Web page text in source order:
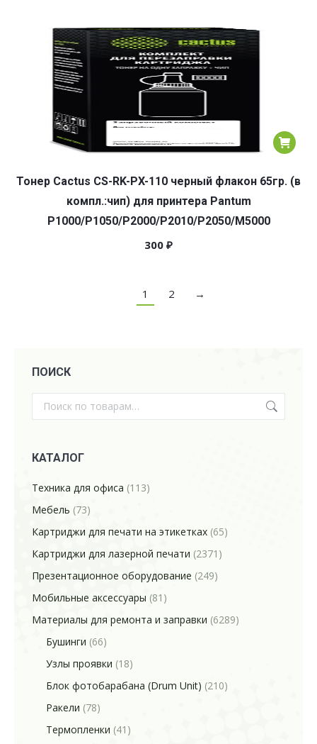
Тонер Cactus CS-RK-PX-110 черный флакон 65гр. (в
компл.:чип) для принтера Pantum
P1000/P1050/P2000/P2010/P2050/M5000
300 ₽
1 2 →
ПОИСК
КАТАЛОГ
Техника для офиса (113)
Мебель (73)
Картриджи для печати на этикетках (65)
Картриджи для лазерной печати (2371)
Презентационное оборудование (249)
Мобильные аксессуары (81)
Материалы для ремонта и заправки (6289)
Бушинги (66)
Узлы проявки (18)
Блок фотобарабана (Drum Unit) (210)
Ракели (78)
Термопленки (41)